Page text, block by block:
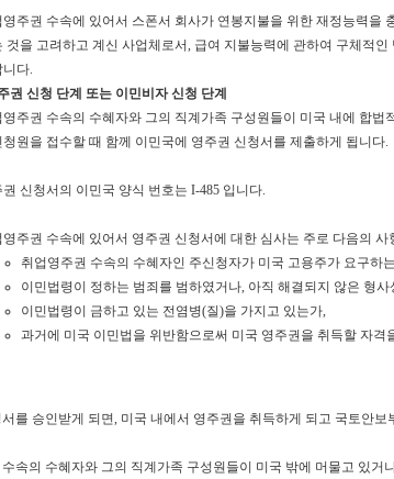
영주권 수속에 있어서 스폰서 회사가 연봉지불을 위한 재정능력을
것을 고려하고 계신 사업체로서, 급여 지불능력에 관하여 구체적
니다.
권 신청 단계 또는 이민비자 신청 단계
영주권 수속의 수혜자와 그의 직계가족 구성원들이 미국 내에 합
청원을 접수할 때 함께 이민국에 영주권 신청서를 제출하게 됩니다.
권 신청서의 이민국 양식 번호는 I-485 입니다.
영주권 수속에 있어서 영주권 신청서에 대한 심사는 주로 다음의
취업영주권 수속의 수혜자인 주신청자가 미국 고용주가 요구하
이민법령이 정하는 범죄를 범하였거나, 아직 해결되지 않은 형사
이민법령이 금하고 있는 전염병(질)을 가지고 있는가,
과거에 미국 이민법을 위반함으로써 미국 영주권을 취득할 자격
를 승인받게 되면, 미국 내에서 영주권을 취득하게 되고 국토안
속의 수혜자와 그의 직계가족 구성원들이 미국 밖에 머물고 있